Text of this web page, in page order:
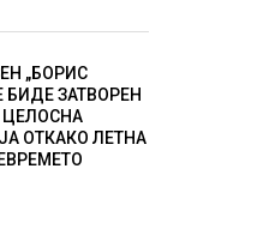
„БОРИС
БИДЕ ЗАТВОРЕН
ЦЕЛОСНА
ОТКАКО ЛЕТНА